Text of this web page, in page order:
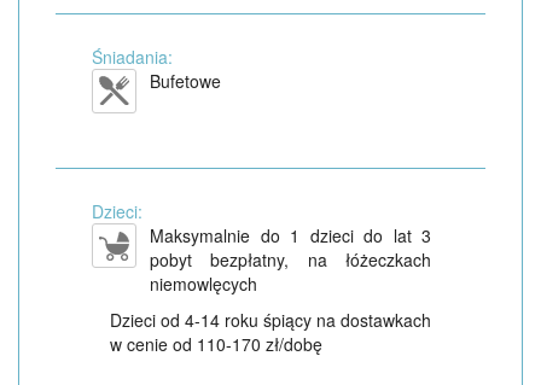
Śniadania:
Bufetowe
Dzieci:
Maksymalnie do 1 dzieci do lat 3
pobyt bezpłatny, na łóżeczkach
niemowlęcych
Dzieci od 4-14 roku śpiący na dostawkach
w cenie od 110-170 zł/dobę